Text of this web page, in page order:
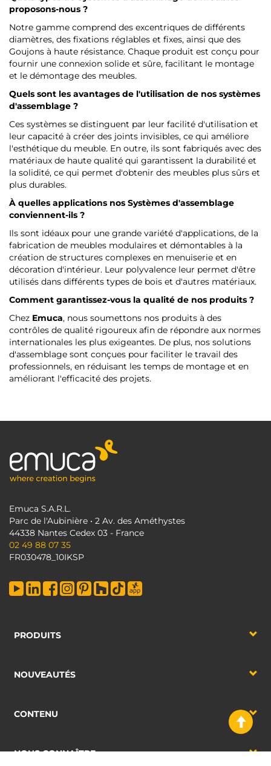
proposons-nous ?
Notre gamme comprend des excentriques de différents
diamètres, des fixations réglables et fixes, ainsi que des
Goujons à haute résistance. Chaque produit est conçu pour
fournir une connexion solide et sûre, facilitant le montage
et le démontage des meubles.
Quels sont les avantages de l'utilisation de nos systèmes
d'assemblage ?
Ces systèmes se distinguent par leur facilité d'utilisation et
leur capacité à créer des joints invisibles, ce qui améliore
l'esthétique du meuble. En outre, ils sont fabriqués avec des
matériaux de haute qualité qui garantissent la durabilité et
la solidité, ce qui permet d'obtenir des meubles plus sûrs et
plus durables.
À quelles applications nos Systèmes d'assemblage
conviennent-ils ?
Ils sont idéaux pour une grande variété d'applications, de la
fabrication de meubles modulaires et démontables à la
création de structures complexes en menuiserie et en
décoration d'intérieur. Leur polyvalence leur permet d'être
utilisés dans différents types de bois et d'autres matériaux.
Comment garantissez-vous la qualité de nos produits ?
Chez Emuca, nous soumettons nos produits à des
contrôles de qualité rigoureux afin de répondre aux normes
internationales les plus exigeantes. De plus, nos solutions
d'assemblage sont conçues pour faciliter le travail des
professionnels, en réduisant les temps de montage et en
améliorant l'efficacité des projets.
Emuca S.A.R.L.
Parc de l'Aubinière • 2 Av. des Améthystes
44338 Nantes Cedex 03 - France
02 49 88 07 35
FR030478_10IKSP
PRODUITS
NOUVEAUTÉS
CONTENU
NOUS CONNAÎTRE